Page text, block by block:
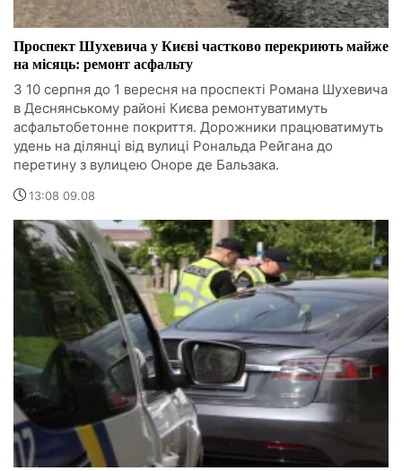
Проспект Шухевича у Києві частково перекриють майже
на місяць: ремонт асфальту
З 10 серпня до 1 вересня на проспекті Романа Шухевича
в Деснянському районі Києва ремонтуватимуть
асфальтобетонне покриття. Дорожники працюватимуть
удень на ділянці від вулиці Рональда Рейгана до
перетину з вулицею Оноре де Бальзака.
13:08 09.08